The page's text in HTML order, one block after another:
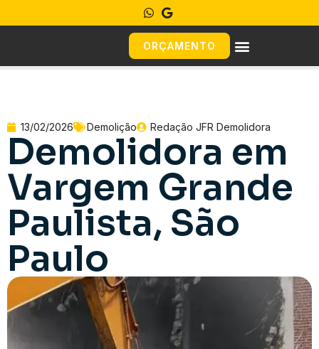
ORÇAMENTO
13/02/2026 Demolição Redação JFR Demolidora
Demolidora em
Vargem Grande
Paulista, São
Paulo